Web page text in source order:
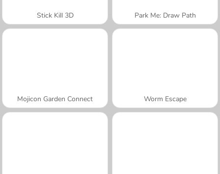
Stick Kill 3D Park Me: Draw Path
Mojicon Garden Connect Worm Escape